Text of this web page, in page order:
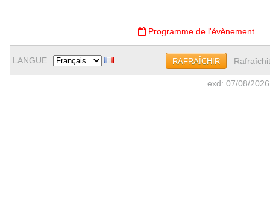
Programme de l'évènement
LANGUE RAFRAÎCHIR
exd: 07/08/